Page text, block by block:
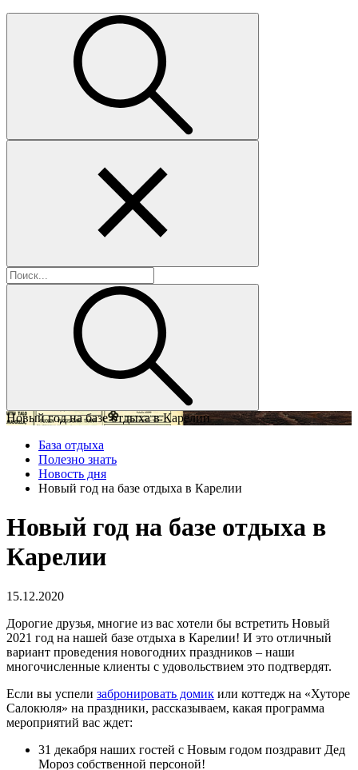
Новый год на базе отдыха в Карелии
База отдыха
Полезно знать
Новость дня
Новый год на базе отдыха в Карелии
Новый год на базе отдыха в
Карелии
15.12.2020
Дорогие друзья, многие из вас хотели бы встретить Новый
2021 год на нашей базе отдыха в Карелии! И это отличный
вариант проведения новогодних праздников – наши
многочисленные клиенты с удовольствием это подтвердят.
Если вы успели забронировать домик или коттедж на «Хуторе
Салокюля» на праздники, рассказываем, какая программа
мероприятий вас ждет:
31 декабря наших гостей с Новым годом поздравит Дед
Мороз собственной персоной!